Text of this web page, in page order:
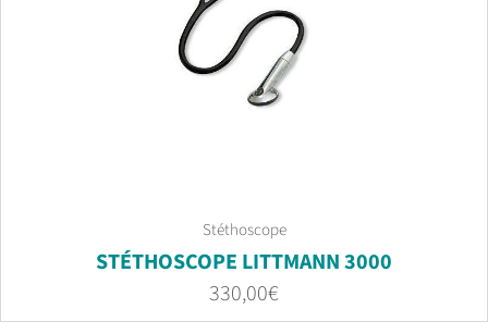
Stéthoscope
STÉTHOSCOPE LITTMANN 3000
330,00€